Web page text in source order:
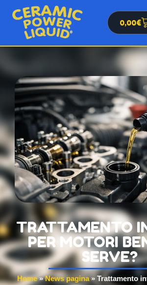
0,00€
TRATTAMENTO
PER MOTORI
SERVE?
Home»News pagina» Trattamento